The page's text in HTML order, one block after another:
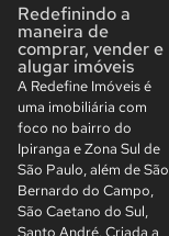
Redefinindo a
maneira de
comprar, vender e
alugar imóveis
A Redefine Imóveis é
uma imobiliária com
foco no bairro do
Ipiranga e Zona Sul de
São Paulo, além de São
Bernardo do Campo,
São Caetano do Sul,
Santo André. Criada a